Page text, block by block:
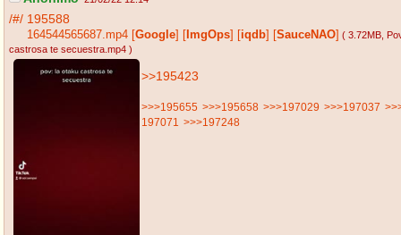
/#/ 195588
164544565687.mp4 Google ImgOps iqdb SauceNAO ( 3.72MB ,
castrosa te secuestra.mp4 )
>>195423
>>>195655 >>>195658 >>>197029 >>>197037
197071
>>>197248